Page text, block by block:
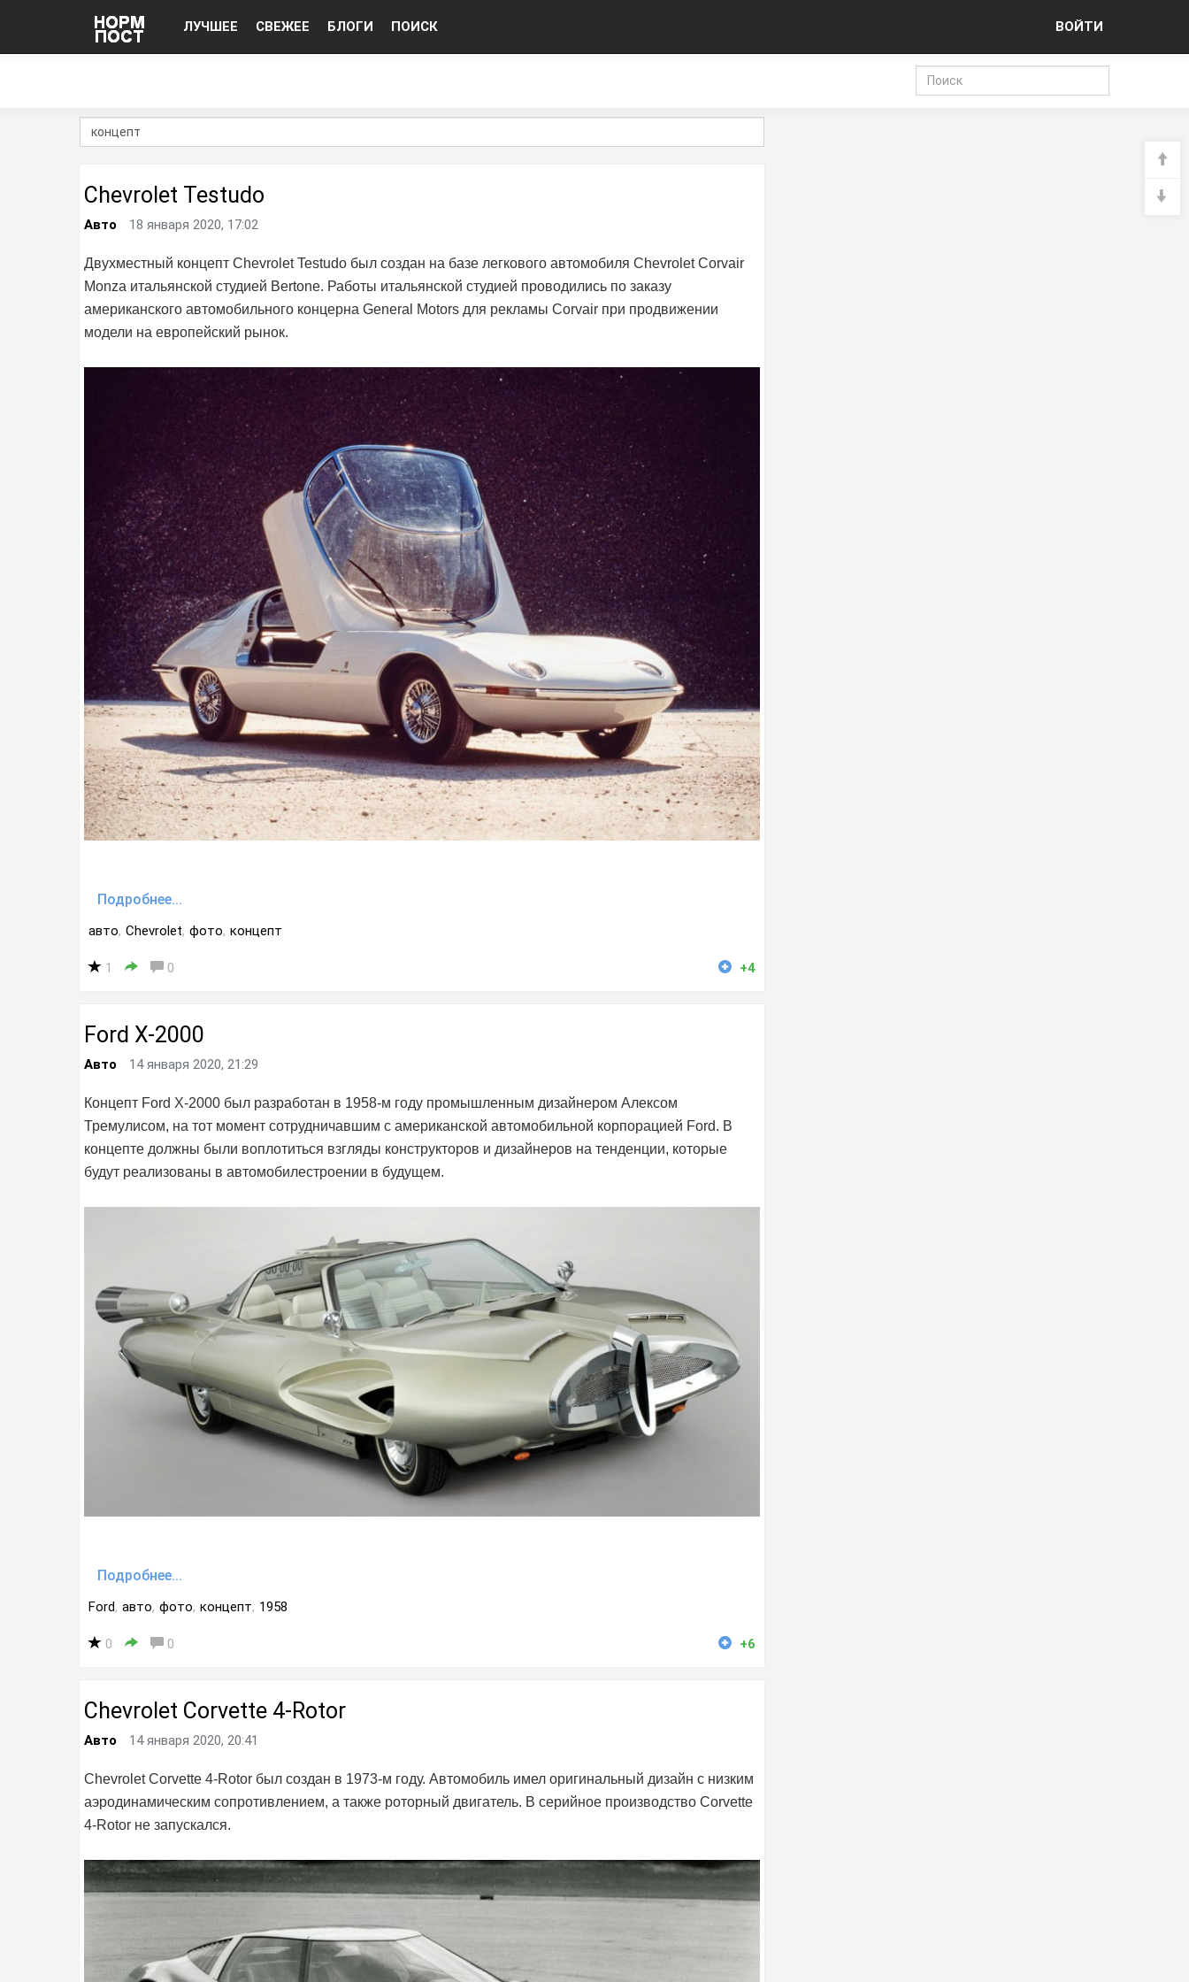
ЛУЧШЕЕ СВЕЖЕЕ БЛОГИ ПОИСК ВОЙТИ
Chevrolet Testudo
Авто 18 января 2020, 17:02
Двухместный концепт Chevrolet Testudo был создан на базе легкового автомобиля Chevrolet Corvair
Monza итальянской студией Bertone. Работы итальянской студией проводились по заказу
американского автомобильного концерна General Motors для рекламы Corvair при продвижении
модели на европейский рынок.
Подробнее...
авто, Chevrolet, фото, концепт
1 0 +4
Ford X-2000
Авто 14 января 2020, 21:29
Концепт Ford X-2000 был разработан в 1958-м году промышленным дизайнером Алексом
Тремулисом, на тот момент сотрудничавшим с американской автомобильной корпорацией Ford. В
концепте должны были воплотиться взгляды конструкторов и дизайнеров на тенденции, которые
будут реализованы в автомобилестроении в будущем.
Подробнее...
Ford, авто, фото, концепт, 1958
0 0 +6
Chevrolet Corvette 4-Rotor
Авто 14 января 2020, 20:41
Chevrolet Corvette 4-Rotor был создан в 1973-м году. Автомобиль имел оригинальный дизайн с низким
аэродинамическим сопротивлением, а также роторный двигатель. В серийное производство Corvette
4-Rotor не запускался.